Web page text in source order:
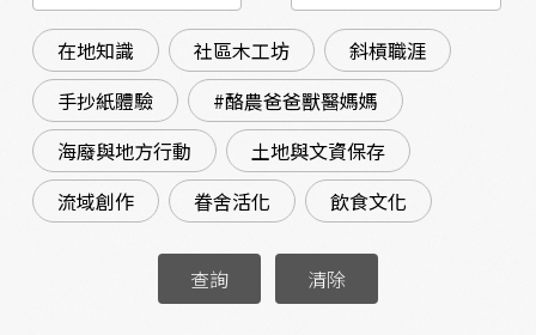
在地知識 社區木工坊
斜槓職涯
手抄紙體驗
#酪農爸爸獸醫媽媽
海廢與地方行動
土地與文資保存
流域創作
眷舍活化 飲食文化
查詢 清除